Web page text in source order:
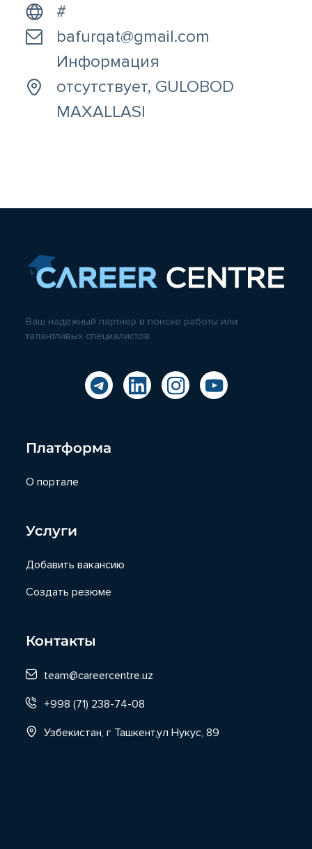
#
bafurqat@gmail.com
Информация
отсутствует, GULOBOD
MAXALLASI
Ваш надежный партнер в поиске работы или
талантливых специалистов.
Платформа
О портале
Услуги
Добавить вакансию
Создать резюме
Контакты
team@careercentre.uz
+998 (71) 238-74-08
Узбекистан, г Ташкент,ул Нукус, 89